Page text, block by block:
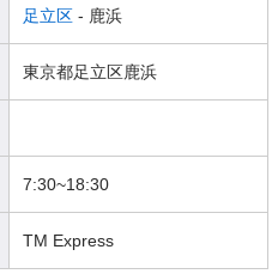
足立区 - 鹿浜
東京都足立区鹿浜
7:30~18:30
TM Express